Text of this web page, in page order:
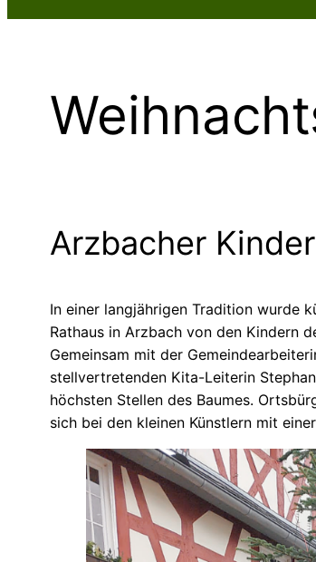
Arzbacher
In einer langjährigen Tradition wurde
Rathaus in Arzbach von den Kindern
Gemeinsam mit der
stellvertretenden Kita-Leiterin
höchsten Stellen des Baumes.
sich bei den kleinen Künstlern mit